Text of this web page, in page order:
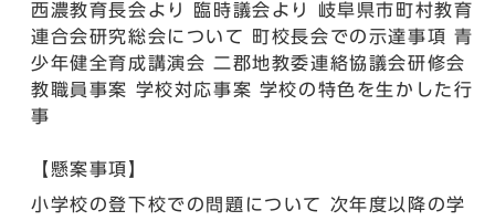
西濃教育長会より 臨時議会より 岐阜県市町村教育
連合会研究総会について 町校長会での示達事項 青
少年健全育成講演会 二郡地教委連絡協議会研修会
教職員事案 学校対応事案 学校の特色を生かした行
事
【懸案事項】
小学校の登下校での問題について 次年度以降の学